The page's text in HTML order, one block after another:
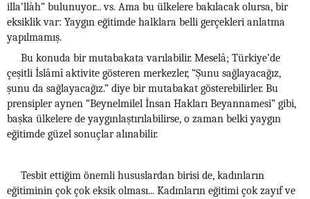
illa’llàh” bulunuyor... vs. Ama bu ülkelere bakılacak olursa, bir
eksiklik var: Yaygın eğitimde halklara belli gerçekleri anlatma
yapılmamış.
Bu konuda bir mutabakata varılabilir. Meselâ; Türkiye’de
çeşitli İslâmî aktivite gösteren merkezler, “Şunu sağlayacağız,
şunu da sağlayacağız.” diye bir mutabakat gösterebilirler. Bu
prensipler aynen “Beynelmilel İnsan Hakları Beyannamesi” gibi,
başka ülkelere de yaygınlaştırılabilirse, o zaman belki yaygın
eğitimde güzel sonuçlar alınabilir.
Tesbit ettiğim önemli hususlardan birisi de, kadınların
eğitiminin çok çok eksik olması... Kadınların eğitimi çok zayıf ve